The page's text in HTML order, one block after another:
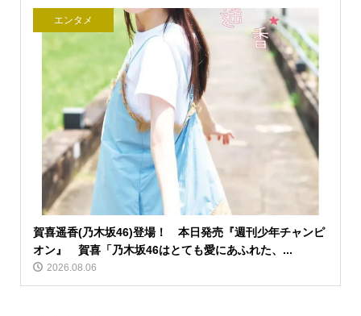
エンタメ
賀喜遥香(乃木坂46)登場！ 本日発売『週刊少年チャンピ
オン』 賀喜「乃木坂46はとても愛にあふれた、...
2026.08.06